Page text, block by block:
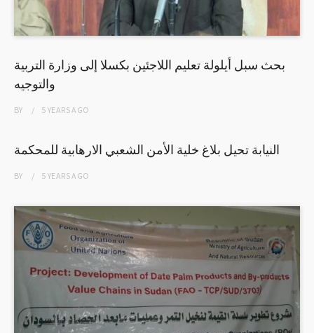
بحث سبل أيلولة تعليم اللاجئين بكسلا إلى وزارة التربية
والتوجيه
BY 5 YEARSAGO
النيابة تحيل بلاغ خلية الأمن الشعبي الارهابية للمحكمة
BY 5 YEARSAGO